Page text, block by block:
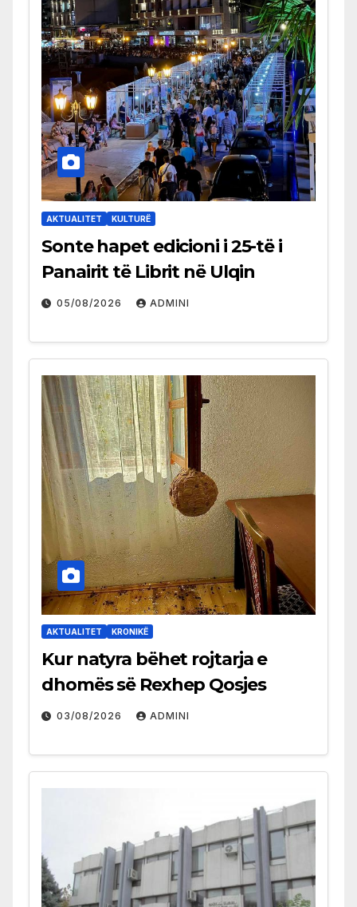
AKTUALITET KULTURË
Sonte hapet edicioni i 25-të i
Panairit të Librit në Ulqin
05/08/2026 ADMINI
AKTUALITET KRONIKË
Kur natyra bëhet rojtarja e
dhomës së Rexhep Qosjes
03/08/2026 ADMINI